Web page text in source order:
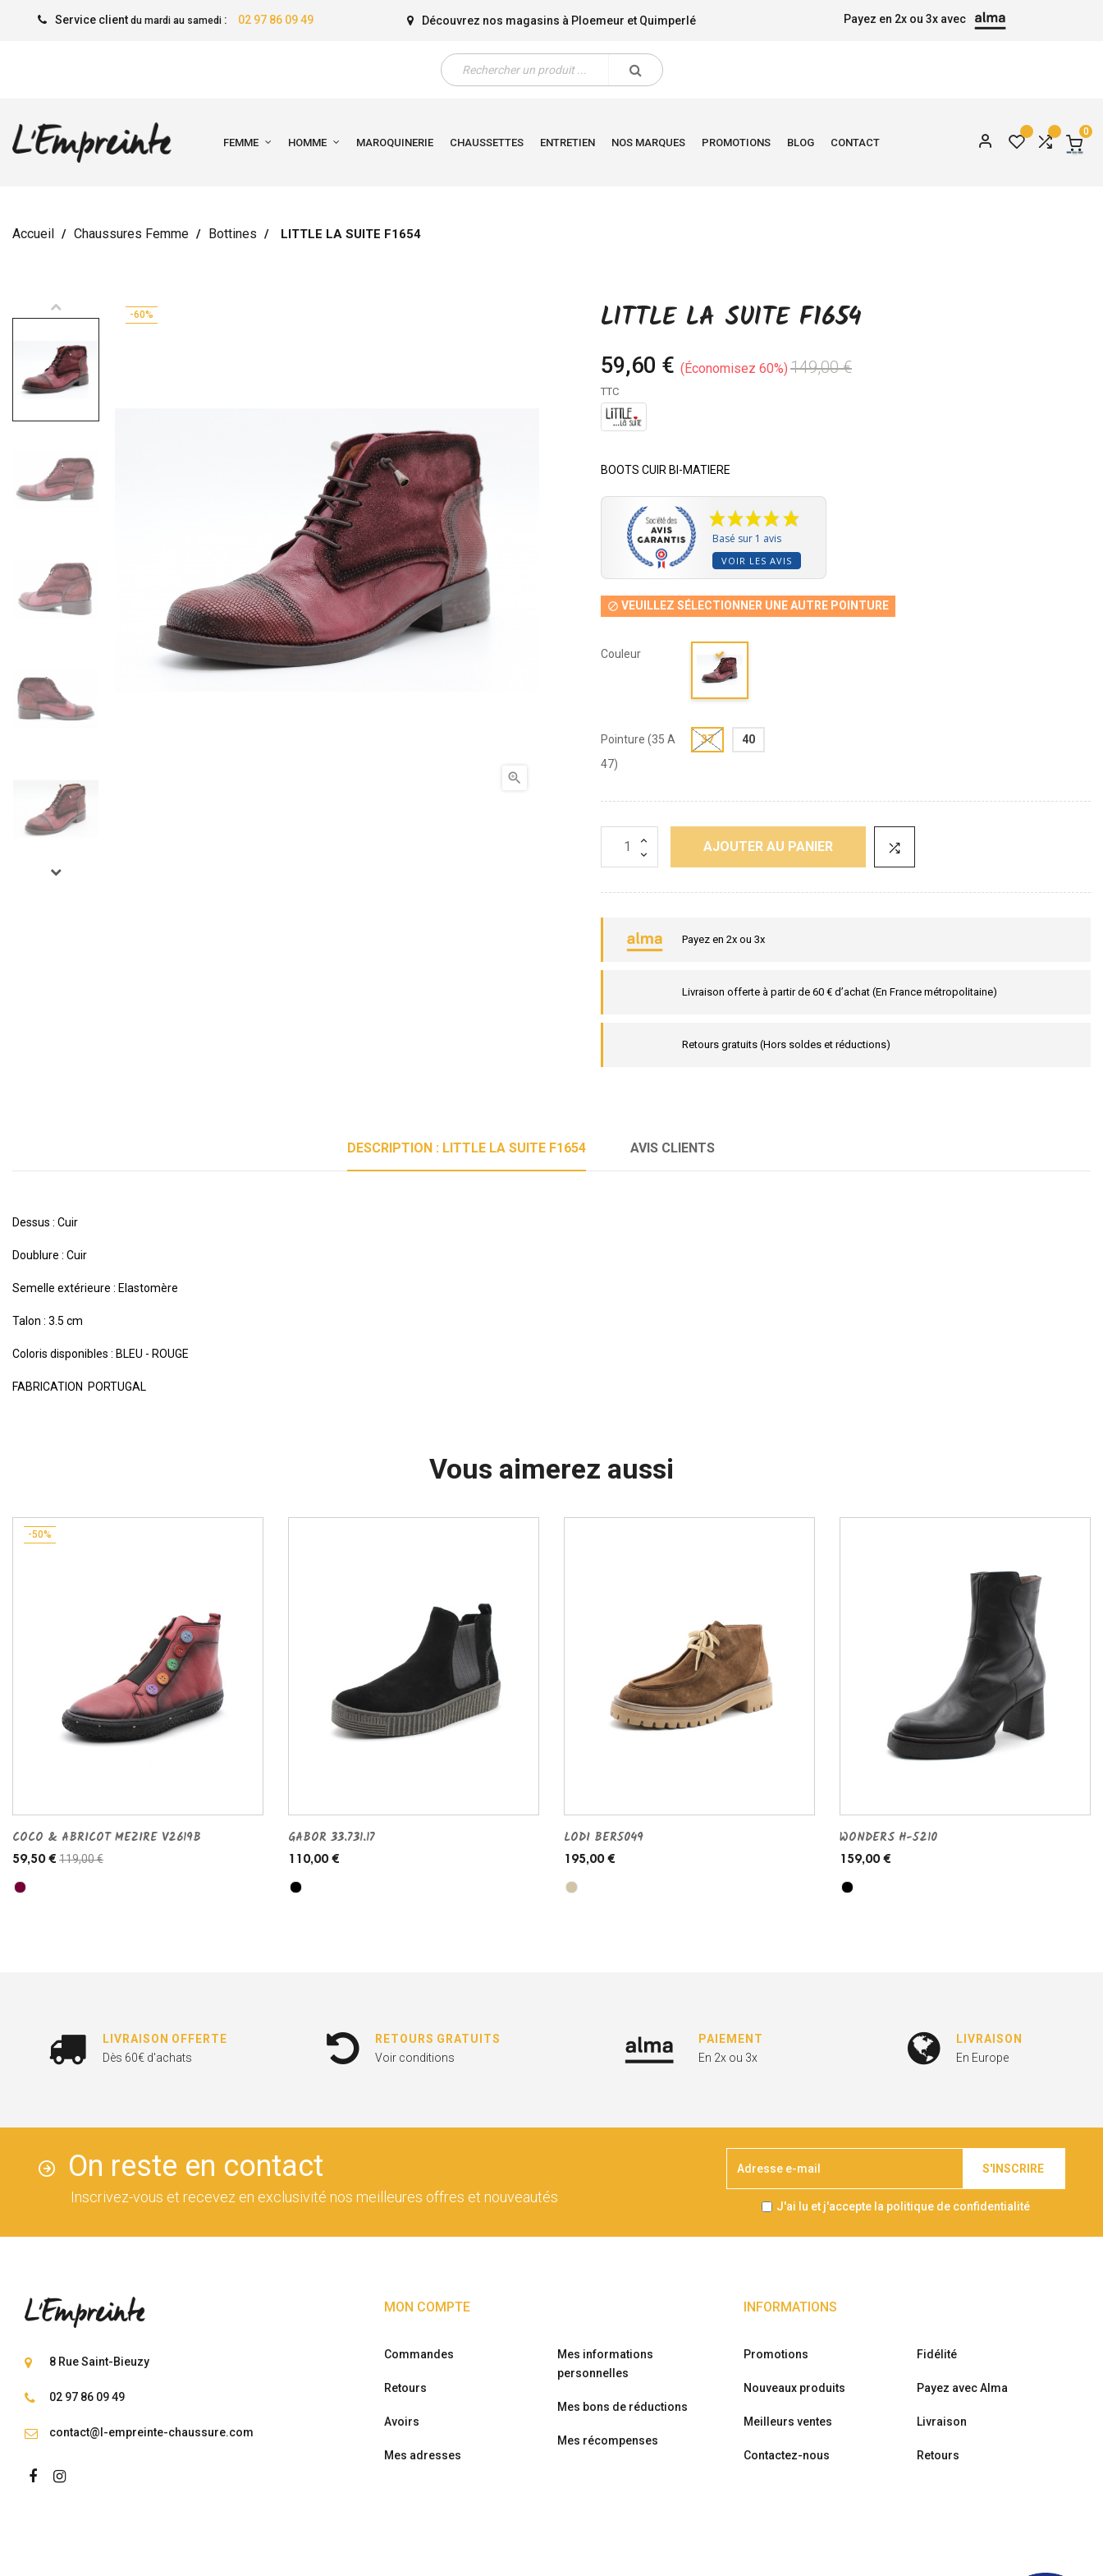
Service client du mardi au samedi: 02 97 86 09 49 Découvrez nos magasins à Ploemeur et Quimperlé Payez en 2x ou 3x avec
FEMME HOMME MAROQUINERIE CHAUSSETTES ENTRETIEN NOS MARQUES PROMOTIONS BLOG CONTACT
0
Accueil Chaussures Femme Bottines LITTLE LA SUITE F1654
-60%

LITTLE LA SUITE F1654
59,60 € Économisez 60% 149,00 €
TTC
BOOTS CUIR BI-MATIERE
Basé sur 1 avis
VOIR LES AVIS
 VEUILLEZ SÉLECTIONNER UNE AUTRE POINTURE
Couleur
Pointure (35 A
47)
37 40
AJOUTER AU PANIER
Payez en 2x ou 3x
Livraison offerte à partir de 60 € d’achat (En France métropolitaine)
Retours gratuits (Hors soldes et réductions)
DESCRIPTION : LITTLE LA SUITE F1654 AVIS CLIENTS
Dessus : Cuir
Doublure : Cuir
Semelle extérieure : Elastomère
Talon : 3.5 cm
Coloris disponibles : BLEU - ROUGE
FABRICATION PORTUGAL
Vous aimerez aussi
-50%
COCO & ABRICOT MEZIRE V2619B
59,50 € 119,00 €
GABOR 33.731.17
110,00 €
LODI BER5049
195,00 €
WONDERS H-5210
159,00 €
LIVRAISON OFFERTE
Dès 60€ d'achats
RETOURS GRATUITS
Voir conditions
PAIEMENT
En 2x ou 3x
LIVRAISON
En Europe
On reste en contact
Inscrivez-vous et recevez en exclusivité nos meilleures offres et nouveautés
S'INSCRIRE
J'ai lu et j'accepte la politique de confidentialité
8 Rue Saint-Bieuzy
02 97 86 09 49
contact@l-empreinte-chaussure.com
MON COMPTE
Commandes
Retours
Avoirs
Mes adresses
Mes informations
personnelles
Mes bons de réductions
Mes récompenses
INFORMATIONS
Promotions
Nouveaux produits
Meilleurs ventes
Contactez-nous
Fidélité
Payez avec Alma
Livraison
Retours